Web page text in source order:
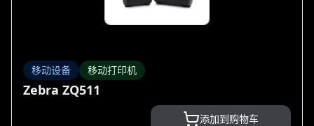
移动设备 移动打印机
Zebra ZQ511
添加到购物车